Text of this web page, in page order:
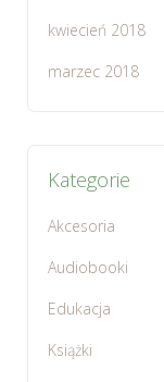
kwiecień 2018
marzec 2018
Kategorie
Akcesoria
Audiobooki
Edukacja
Książki